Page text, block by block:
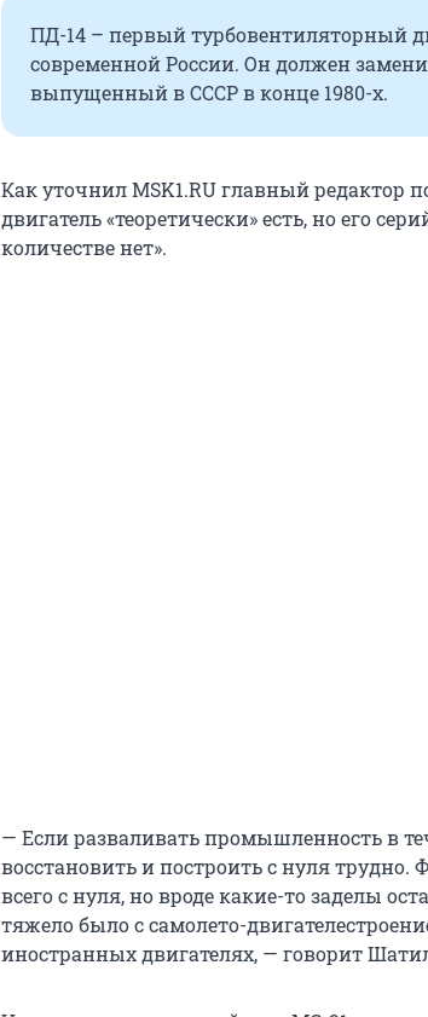
ПД-14 – первый турбовентиляторный
современной России. Он должен
выпущенный в СССР в конце 1980-х.
Как уточнил MSK1.RU главный редактор
двигатель «теоретически» есть, но его
количестве нет».
— Если разваливать промышленность в
восстановить и построить с нуля трудно.
всего с нуля, но вроде какие-то заделы
тяжело было с самолето-
иностранных двигателях, — говорит